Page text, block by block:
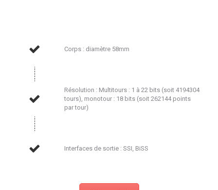
Corps : diamètre 58mm
Résolution : Multitours : 1 à 22 bits (soit 4194304
tours), monotour : 18 bits (soit 262144 points
par tour)
Interfaces de sortie : SSI, BiSS